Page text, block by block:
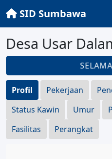
SID Sumbawa
Desa Usar
Profil Pekerjaan
Status Kawin
Umur
Fasilitas
Perangkat